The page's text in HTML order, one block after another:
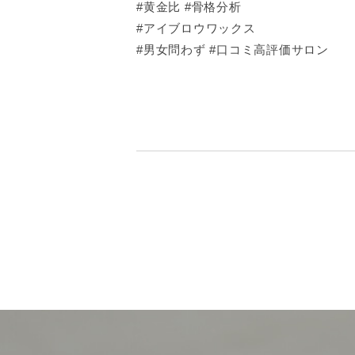
#黄金比 #骨格分析
#アイブロウワックス
#男女問わず #口コミ高評価サロン